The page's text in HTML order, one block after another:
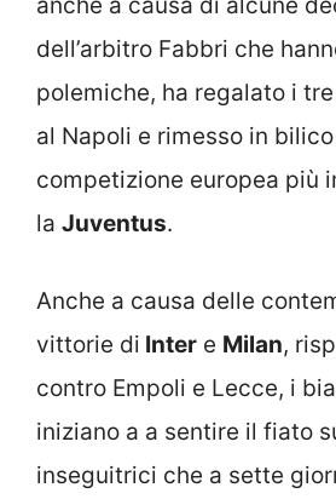
dell’arbitro Fabbri che
polemiche, ha regalato i
al Napoli e rimesso in
competizione europea più
la Juventus.
Anche a causa delle
vittorie di Inter e Milan,
contro Empoli e Lecce, i
iniziano a a sentire il fiato
inseguitrici che a sette